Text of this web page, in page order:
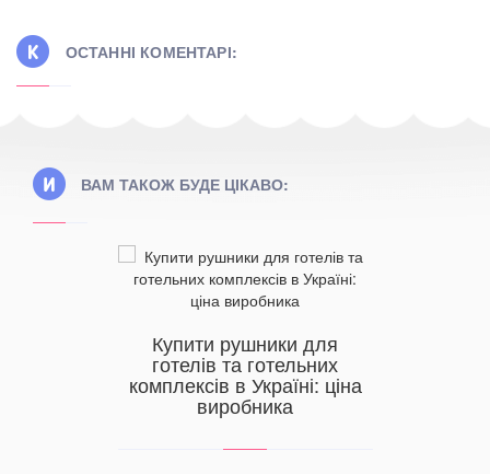
ОСТАННІ КОМЕНТАРІ:
ВАМ ТАКОЖ БУДЕ ЦІКАВО:
Купити рушники для
готелів та готельних
комплексів в Україні: ціна
виробника